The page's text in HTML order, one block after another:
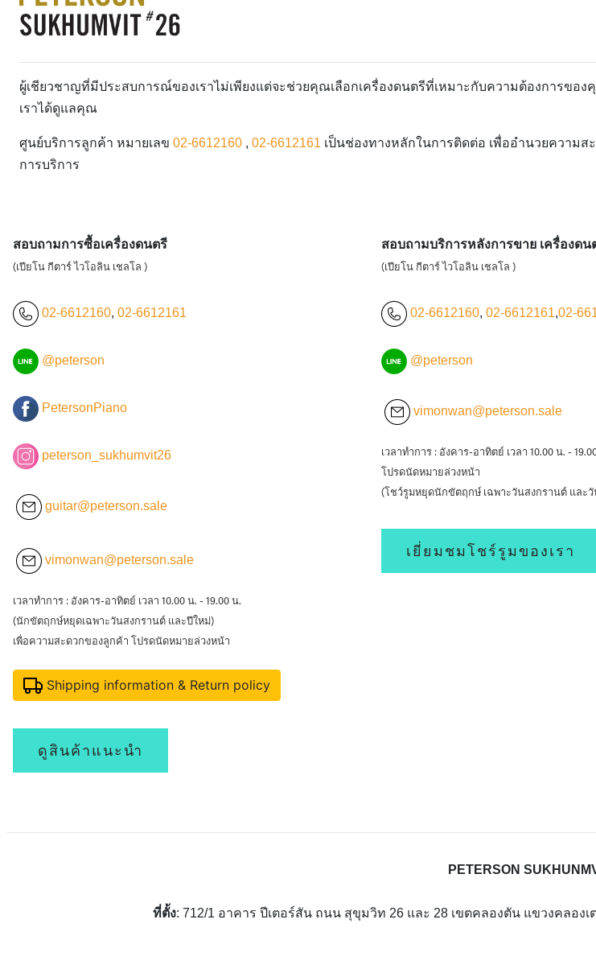
ผู้เชียวชาญที่มีประสบการณ์ของเราไม่เพียงแต่จะช่วยคุณเลือกเครื่องดนตรีที่เหมาะกับความต้องการข
เราได้ดูแลคุณ
ศูนย์บริการลูกค้า หมายเลข 02-6612160 , 02-6612161 เป็นช่องทางหลักในการติดต่อ เพื่ออำนวยความ
การบริการ
สอบถามการซื้อเครื่องดนตรี
(เปียโน กีตาร์ ไวโอลิน เชลโล )
02-6612160, 02-6612161
@peterson
PetersonPiano
peterson_sukhumvit26
guitar@peterson.sale
vimonwan@peterson.sale
เวลาทำการ : อังคาร-อาทิตย์ เวลา 10.00 น. - 19.00 น.
(นักขัตฤกษ์หยุดเฉพาะวันสงกรานต์ และปีใหม่)
เพื่อความสะดวกของลูกค้า โปรดนัดหมายล่วงหน้า
Shipping information & Return policy
ดูสินค้าแนะนำ
สอบถามบริการหลังการขาย เครื่องดน
(เปียโน กีตาร์ ไวโอลิน เชลโล )
02-6612160, 02-6612161,02-
@peterson
vimonwan@peterson.sale
เวลาทำการ : อังคาร-อาทิตย์ เวลา 10.00 น. -
โปรดนัดหมายล่วงหน้า
(โชว์รูมหยุดนักขัตฤกษ์ เฉพาะวันสงกรานต์ และวั
เยี่ยมชมโชร์รูมของเรา
PETERSON
ที่ตั้ง: 712/1 อาคาร ปีเตอร์สัน ถนน สุขุมวิท 26 และ 28 เขตคลองตัน แขวงคลอ